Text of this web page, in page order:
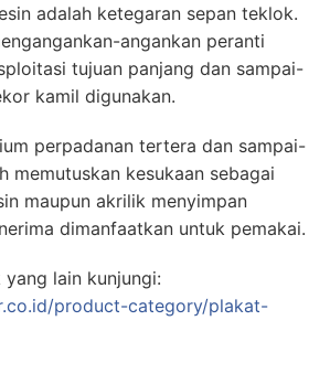
adalah ketegaran sepan teklok.
angankan peranti
tujuan panjang dan sampai-
kamil digunakan.
perpadanan tertera dan sampai-
memutuskan kesukaan sebagai
maupun akrilik menyimpan
dimanfaatkan untuk pemakai.
lain kunjungi:
product-category/plakat-